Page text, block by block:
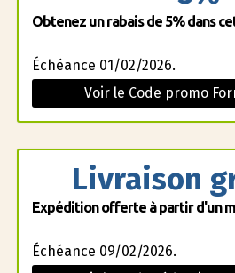
Obtenez un rabais de 5% dans
Échéance 01/02/2026.
Voir le Code promo
Livraison
Expédition offerte à partir d'un
Échéance 09/02/2026.